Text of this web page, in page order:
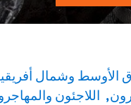
الأوسط وشمال
اللاجئون